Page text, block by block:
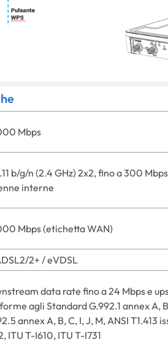
Mbps
b/g/n (2.4 GHz) 2x2, fino a 300 Mbps
interne
Mbps (etichetta WAN)
2+ / eVDSL
data rate fino a 24 Mbps e
agli Standard G.992.1 annex A,
annex A, B, C, I, J, M, ANSI T1.413
ITU T-I610, ITU T-I731